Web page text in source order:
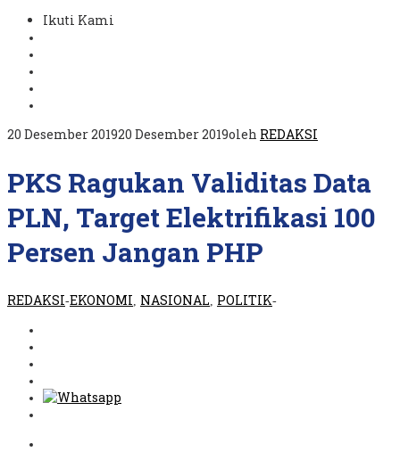
Ikuti Kami
20 Desember 201920 Desember 2019oleh REDAKSI
PKS Ragukan Validitas Data
PLN, Target Elektrifikasi 100
Persen Jangan PHP
REDAKSI-EKONOMI NASIONAL POLITIK-